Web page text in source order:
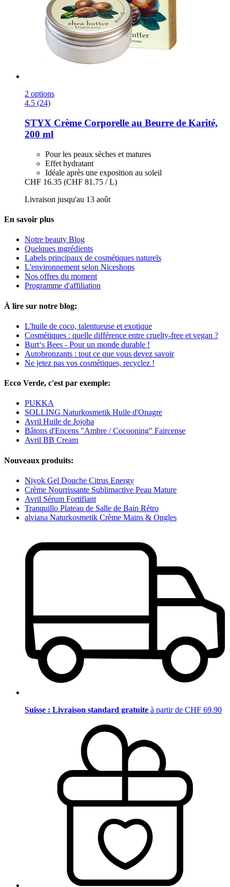
2 options
4.5 (24)
STYX Crème Corporelle au Beurre de Karité,
200 ml
Pour les peaux sèches et matures
Effet hydratant
Idéale après une exposition au soleil
CHF 16.35 (CHF 81.75 / L)
Livraison jusqu'au 13 août
En savoir plus
Notre beauty Blog
Quelques ingrédients
Labels principaux de cosmétiques naturels
L'environnement selon Niceshops
Nos offres du moment
Programme d'affiliation
À lire sur notre blog:
L'huile de coco, talentueuse et exotique
Cosmétiques : quelle différence entre cruelty-free et vegan ?
Burt‘s Bees - Pour un monde durable !
Autobronzants : tout ce que vous devez savoir
Ne jetez pas vos cosmétiques, recyclez !
Ecco Verde, c'est par exemple:
PUKKA
SOLLING Naturkosmetik Huile d'Onagre
Avril Huile de Jojoba
Bâtons d'Encens "Ambre / Cocooning" Faircense
Avril BB Cream
Nouveaux produits:
Niyok Gel Douche Citrus Energy
Crème Nourrissante Sublimactive Peau Mature
Avril Sérum Fortifiant
Tranquillo Plateau de Salle de Bain Rétro
alviana Naturkosmetik Crème Mains & Ongles
Suisse : Livraison standard gratuite à partir de CHF 69.90